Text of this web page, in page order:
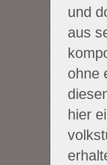
und
aus
ohne
hier